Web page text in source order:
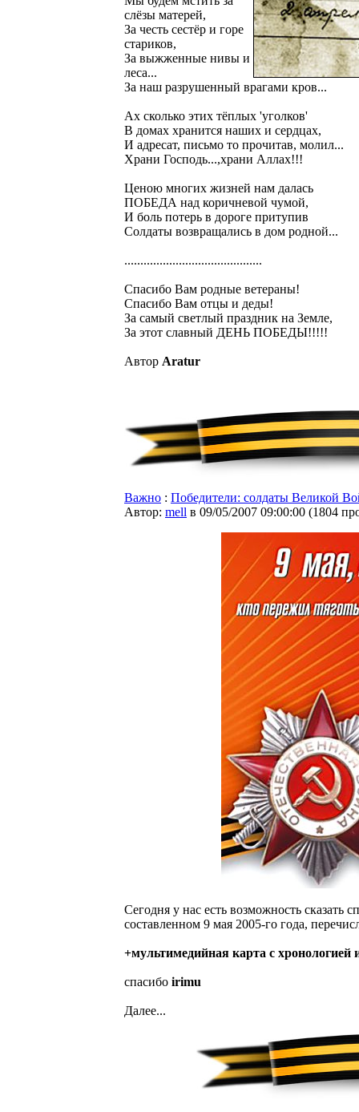
слёзы матерей,
За честь сестёр и горе
стариков,
За выжженные нивы и
леса...
За наш разрушенный врагами кров...
Ах сколько этих тёплых 'уголков'
В домах хранится наших и сердцах,
И адресат, письмо то прочитав, молил...
Храни Господь...,храни Аллах!!!
Ценою многих жизней нам далась
ПОБЕДА над коричневой чумой,
И боль потерь в дороге притупив
Солдаты возвращались в дом родной...
...........................................
Спасибо Вам родные ветераны!
Спасибо Вам отцы и деды!
За самый светлый праздник на Земле,
За этот славный ДЕНЬ ПОБЕДЫ!!!!!
Автор Aratur
Важно : Победители: солдаты Великой
Автор: mell в 09/05/2007 09:00:00 (1804
Сегодня у нас есть возможность
составленном 9 мая 2005-го года,
+мультимедийная карта c
спасибо irimu
Далее...